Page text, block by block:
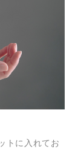
トに入れてお